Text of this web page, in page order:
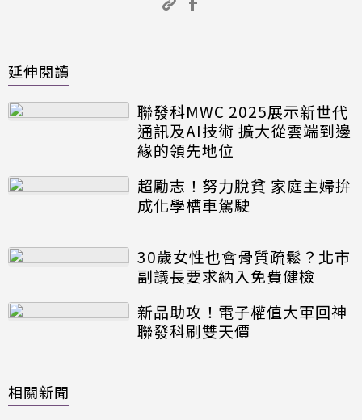
延伸閱讀
聯發科MWC 2025展示新世代
通訊及AI技術 擴大從雲端到邊
緣的領先地位
超勵志！努力脫貧 家庭主婦拚
成化學槽車駕駛
30歲女性也會骨質疏鬆？北市
副議長要求納入免費健檢
新品助攻！電子權值大軍回神
聯發科刷雙天價
相關新聞